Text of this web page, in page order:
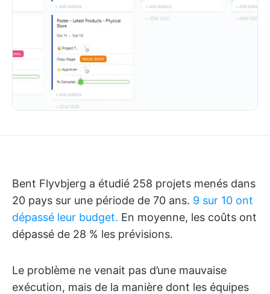
Bent Flyvbjerg a étudié 258 projets menés dans
20 pays sur une période de 70 ans. 9 sur 10 ont
dépassé leur budget. En moyenne, les coûts ont
dépassé de 28 % les prévisions.
Le problème ne venait pas d’une mauvaise
exécution, mais de la manière dont les équipes